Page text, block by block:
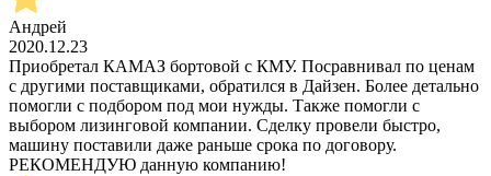
Андрей
2020.12.23
Приобретал КАМАЗ бортовой с КМУ. Посравнивал по ценам
с другими поставщиками, обратился в Дайзен. Более детально
помогли с подбором под мои нужды. Также помогли с
выбором лизинговой компании. Сделку провели быстро,
машину поставили даже раньше срока по договору.
РЕКОМЕНДУЮ данную компанию!